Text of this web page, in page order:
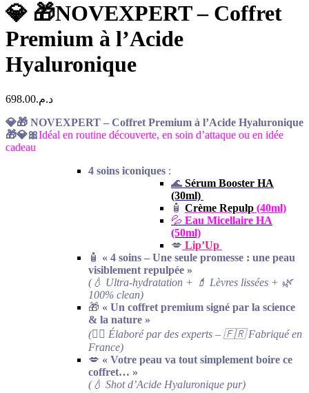
💎 🎁NOVEXPERT – Coffret
Premium à l’Acide
Hyaluronique
د.م.698.00
💎🎁 NOVEXPERT – Coffret Premium à l’Acide Hyaluronique
🎁💎🎀Idéal en routine découverte, en soin d’attaque ou en idée
cadeau
4 soins iconiques :
🌊 Sérum Booster HA
(30ml)
🧴 Crème Repulp (40ml)
💦 Eau Micellaire HA
(50ml)
💋 Lip’Up
🧴 « 4 soins – Une seule promesse : une peau
visiblement repulpée »
(💧 Ultra-hydratation + 💄 Lèvres lissées + 🌿
100% clean)
🎁 « Un coffret premium signé par la science
& la nature »
(👩‍⚕️ Élaboré par des experts – 🇫🇷 Fabriqué en
France)
💋 « Votre peau va tout simplement boire ce
coffret… »
(💧 Shot d’Acide Hyaluronique pur)